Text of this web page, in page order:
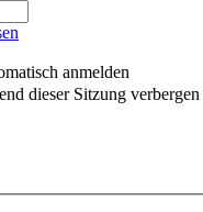
anmelden
dieser Sitzung verbergen